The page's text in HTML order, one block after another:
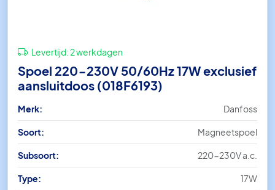
Levertijd:2 werkdagen
Spoel 220-230V 50/60Hz 17W exclusief
aansluitdoos (018F6193)
Merk: Danfoss
Soort: Magneetspoel
Subsoort: 220-230V a.c.
Type: 17W